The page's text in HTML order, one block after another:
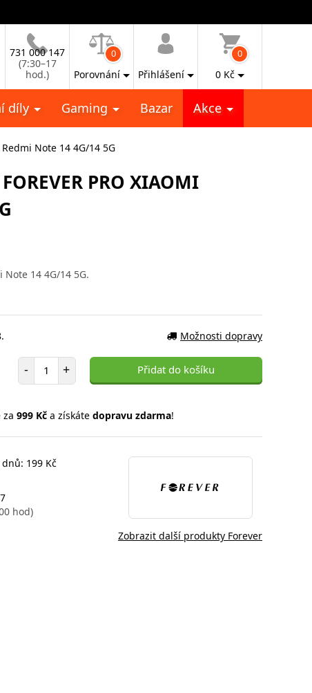
731 000 147
(7:30–17
hod.)
0
Porovnání Přihlášení
0
0 Kč
díly Gaming Bazar Akce
Note 14 4G/14 5G
PRO XIAOMI
14 4G/14 5G.
Možnosti dopravy
- Počet položek
+ Přidat do košíku
za 999 Kča získáte dopravu zdarma!
199 Kč
hod)
Zobrazit další produkty Forever